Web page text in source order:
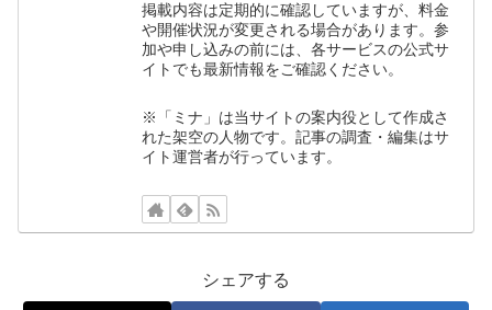
掲載内容は定期的に確認していますが、料金
や開催状況が変更される場合があります。参
加や申し込みの前には、各サービスの公式サ
イトでも最新情報をご確認ください。
※「ミナ」は当サイトの案内役として作成さ
れた架空の人物です。記事の調査・編集はサ
イト運営者が行っています。
シェアする